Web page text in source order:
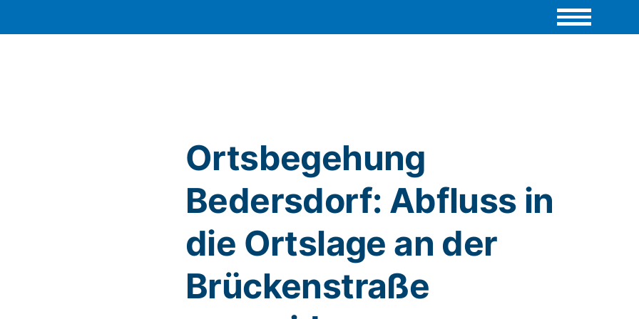
Ortsbegehung
Bedersdorf: Abfluss in
die Ortslage an der
Brückenstraße